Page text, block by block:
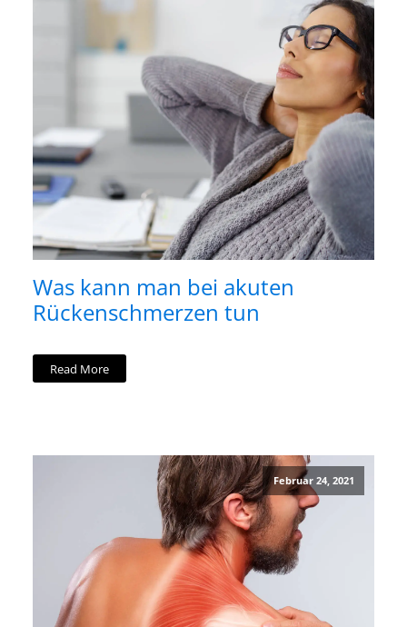
Was kann man bei akuten
Rückenschmerzen tun
Read More
Februar 24, 2021